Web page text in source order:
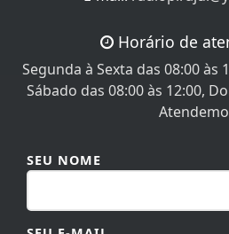
Segunda à Sexta das 08:00 às
Sábado das 08:00 às 12:00,
SEU E-MAIL